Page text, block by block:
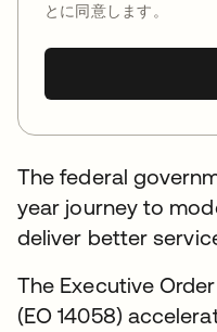
とに同意します。
The federal
year journey to
deliver better
The Executive
(EO 14058)